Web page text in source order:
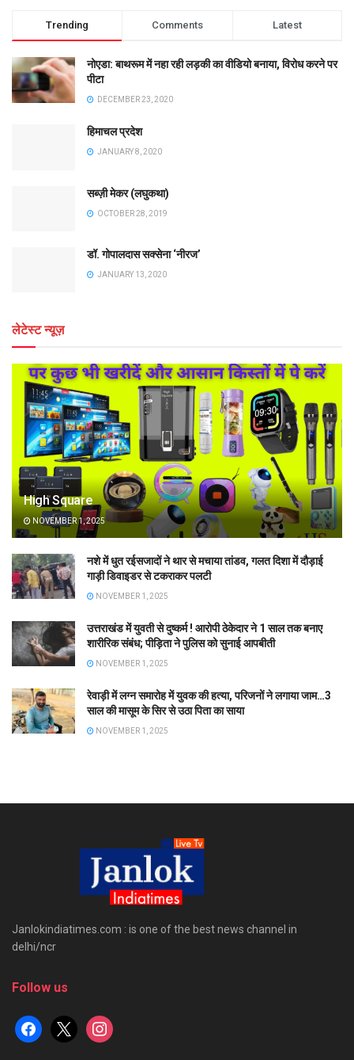
Trending Comments Latest
नोएडा: बाथरूम में नहा रही लड़की का वीडियो बनाया, विरोध करने पर
पीटा
DECEMBER 23, 2020
हिमाचल प्रदेश
JANUARY 8, 2020
सब्ज़ी मेकर (लघुकथा)
OCTOBER 28, 2019
डॉ. गोपालदास सक्सेना ‘नीरज’
JANUARY 13, 2020
लेटेस्ट न्यूज़
High Square
NOVEMBER 1, 2025
नशे में धुत रईसजादों ने थार से मचाया तांडव, गलत दिशा में दौड़ाई
गाड़ी डिवाइडर से टकराकर पलटी
NOVEMBER 1, 2025
उत्तराखंड में युवती से दुष्कर्म ! आरोपी ठेकेदार ने 1 साल तक बनाए
शारीरिक संबंध; पीड़िता ने पुलिस को सुनाई आपबीती
NOVEMBER 1, 2025
रेवाड़ी में लग्न समारोह में युवक की हत्या, परिजनों ने लगाया जाम…3
साल की मासूम के सिर से उठा पिता का साया
NOVEMBER 1, 2025
Janlokindiatimes.com : is one of the best news channel in
delhi/ncr
Follow us
facebook
x instagram